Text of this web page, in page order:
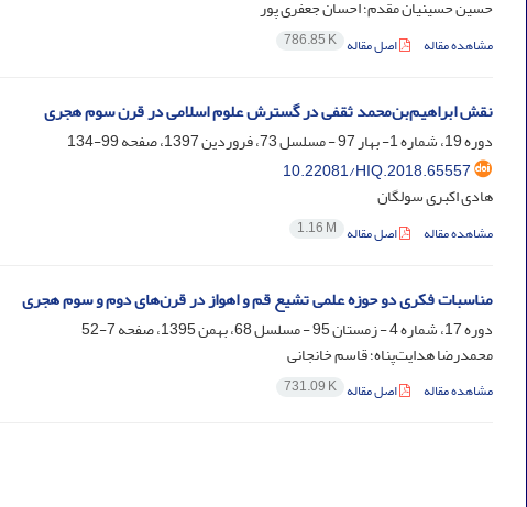
حسین حسینیان مقدم؛ احسان جعفری پور
مشاهده مقاله اصل مقاله 786.85 K
نقش ابراهیم‌بن‌محمد ثقفی در گسترش علوم اسلامی در قرن سوم هجری
دوره 19، شماره 1- بهار 97 - مسلسل 73، فروردین 1397، صفحه
99-134
10.22081/HIQ.2018.65557
هادی اکبری سولگان
مشاهده مقاله اصل مقاله 1.16 M
مناسبات فکری دو حوزه علمی تشیع قم و اهواز در قرنهای دوم و سوم هجری
دوره 17، شماره 4 - زمستان 95 - مسلسل 68، بهمن 1395، صفحه
7-52
محمدرضا هدایت‌پناه؛ قاسم خانجانی
مشاهده مقاله اصل مقاله 731.09 K